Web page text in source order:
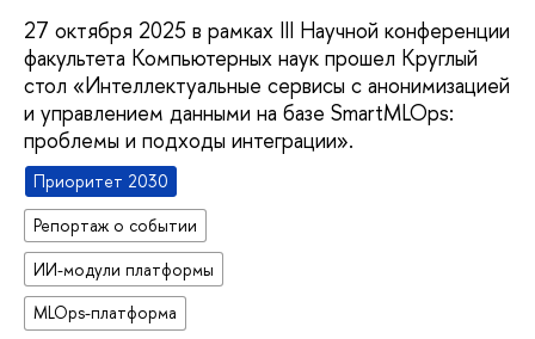
27 октября 2025 в рамках III Научной конференции
факультета Компьютерных наук прошел Круглый
стол «Интеллектуальные сервисы с анонимизацией
и управлением данными на базе SmartMLOps:
проблемы и подходы интеграции».
Приоритет 2030
Репортаж о событии
ИИ-модули платформы
MLOps-платформа